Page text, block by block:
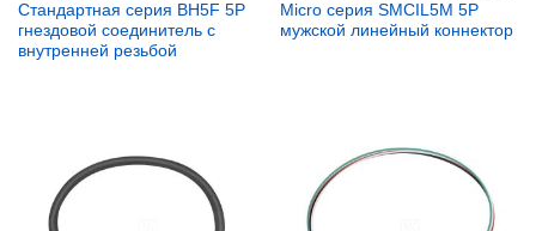
Стандартная серия BH5F 5P
гнездовой соединитель с
внутренней резьбой
Micro серия SMCIL5M 5P
мужской линейный коннектор